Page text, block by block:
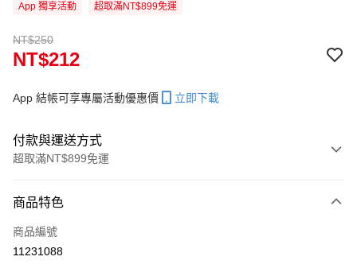
App 獨享活動 超取滿NT$899免運
NT$250
NT$212
App 結帳可享專屬活動優惠價 立即下載
付款與運送方式
超取滿NT$899免運
信用卡一次付款
信用卡分期付款
商品特色
商品編號
11231088